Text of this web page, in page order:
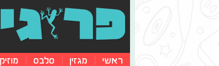
ראשי מגזין סלבס